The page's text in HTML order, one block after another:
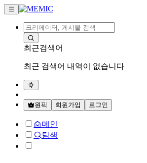
최근검색어
최근 검색어 내역이 없습니다
원픽 회원가입 로그인
메인
탐색